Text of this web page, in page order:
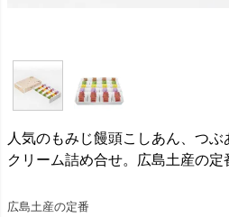
人気のもみじ饅頭こしあん、つぶ
クリーム詰め合せ。広島土産の定
広島土産の定番